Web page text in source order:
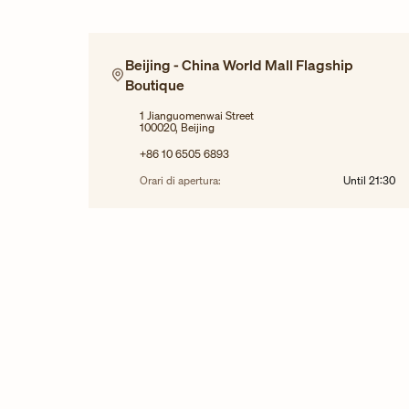
Beijing - China World Mall Flagship
Boutique
1 Jianguomenwai Street
100020, Beijing
+86 10 6505 6893
Orari di apertura:
Until 21:30